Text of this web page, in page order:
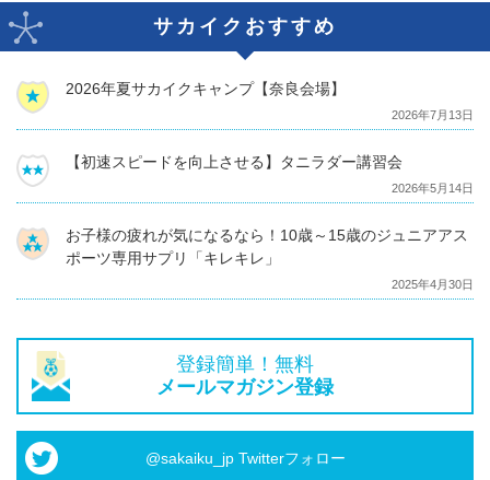
サカイクおすすめ
2026年夏サカイクキャンプ【奈良会場】
2026年7月13日
【初速スピードを向上させる】タニラダー講習会
2026年5月14日
お子様の疲れが気になるなら！10歳～15歳のジュニアアス
ポーツ専用サプリ「キレキレ」
2025年4月30日
登録簡単！無料
メールマガジン登録
@sakaiku_jp Twitterフォロー